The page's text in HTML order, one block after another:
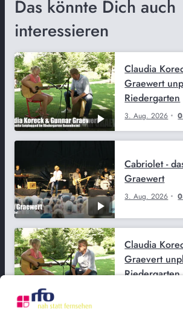
Das könnte Dich auch
interessieren
3. Aug. 2026
Claudia
Graewert
Riedergarten
3. Aug. 2026
Cabriolet -
Graewert
Claudia
Graevert
Riedergarten